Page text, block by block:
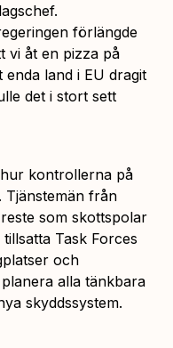
förlängde
vi åt en pizza på
enda land i EU dragit
det i stort sett
kontrollerna på
från
som skottspolar
Task Forces
och
alla tänkbara
skyddssystem.